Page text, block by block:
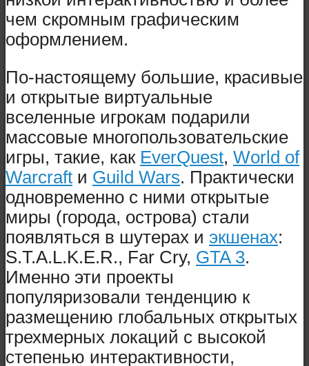
чем скромным графическим
оформлением.
По-настоящему большие, красивые
и открытые виртуальные
вселенные игрокам подарили
массовые многопользовательские
игры, такие, как EverQuest, World of
Warcraft и Guild Wars. Практически
одновременно с ними открытые
миры (города, острова) стали
появляться в шутерах и экшенах:
S.T.A.L.K.E.R., Far Cry, GTA 3.
Именно эти проекты
популяризовали тенденцию к
размещению глобальных открытых
трехмерных локаций с высокой
степенью интерактивности,